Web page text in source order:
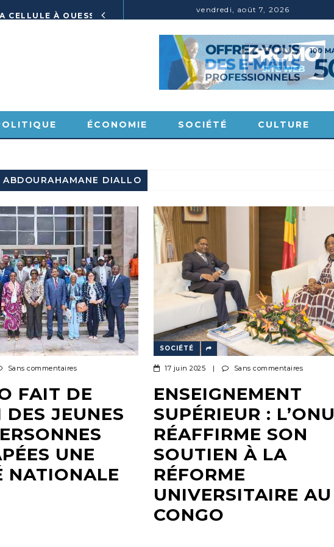
DEPUIS SA CELLULE À OUESSO, JONAS FRED MAKITA DÉNONCE CE QU’IL QUALIFIE DE DÉNI DE JUSTICE
vendredi, août 7, 2026
ÉCONOMIE SOCIÉTÉ CULTURE
ABDOURAHAMANE DIALLO
Sans commentaires
FAIT DE
DES JEUNES
UNE
NATIONALE
SOCIÉTÉ
17 juin 2025 | Sans commentaires
ENSEIGNEMENT
SUPÉRIEUR : L’ONU
RÉAFFIRME SON
SOUTIEN À LA
RÉFORME
UNIVERSITAIRE AU
CONGO